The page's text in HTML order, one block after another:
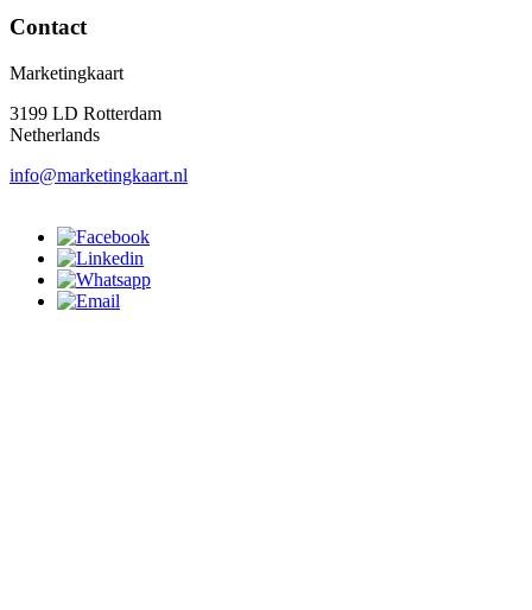
Contact
Marketingkaart
3199 LD Rotterdam
Netherlands
info@marketingkaart.nl